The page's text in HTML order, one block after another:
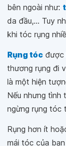
bên ngoài như:
da đầu,... Tuy
khi tóc rụng
Rụng tóc được
thương rụng đi
là một hiện
Nếu nhưng tình
ngừng rụng tóc
Rụng hơn ít
mái tóc của